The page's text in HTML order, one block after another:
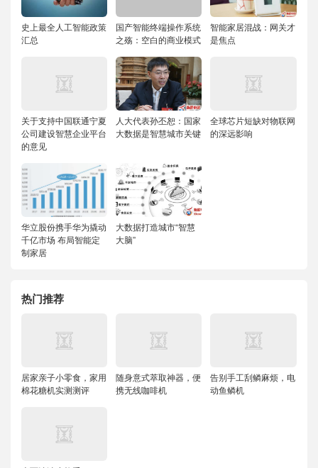
史上最全人工智能政策
汇总
国产智能终端操作系统
之殇：空白的商业模式
智能家居混战：网关才
是焦点
关于支持中国联通宁夏
公司建设智慧企业平台
的意见
人大代表孙丕恕：国家
大数据是智慧城市关键
全球芯片短缺对物联网
的深远影响
华立股份携手华为撬动
千亿市场 布局智能定
制家居
大数据打造城市“智慧
大脑”
热门推荐
居家亲子小零食，家用
棉花糖机实测测评
随身意式萃取神器，便
携无线咖啡机
告别手工刮鳞麻烦，电
动鱼鳞机